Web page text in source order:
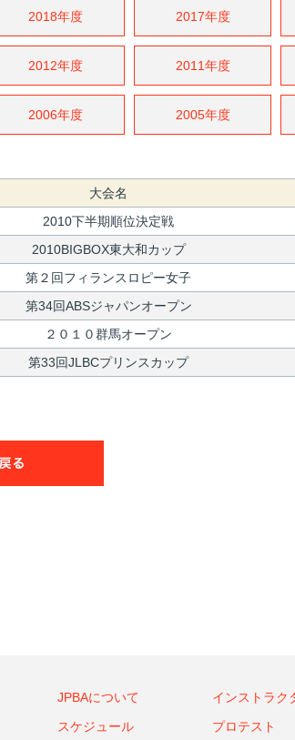
2018年度 2017年度
2012年度 2011年度
2006年度 2005年度
大会名
2010下半期順位決定戦
2010BIGBOX東大和カップ
第２回フィランスロピー女子
第34回ABSジャパンオープン
２０１０群馬オープン
第33回JLBCプリンスカップ
JPBAについて
スケジュール
インストラク
プロテスト